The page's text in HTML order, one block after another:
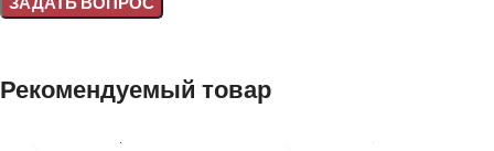
Рекомендуемый товар